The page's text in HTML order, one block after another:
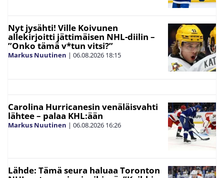
Nyt jysähti! Ville Koivunen
allekirjoitti jättimäisen NHL-diilin –
”Onko tämä v*tun vitsi?”
Markus Nuutinen | 06.08.2026 18:15
Carolina Hurricanesin venäläisvahti
lähtee – palaa KHL:ään
Markus Nuutinen | 06.08.2026 16:26
Lähde: Tämä seura haluaa Toronton